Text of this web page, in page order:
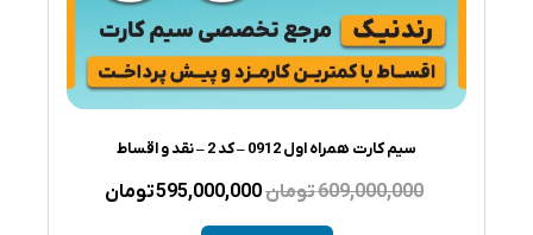
سیم کارت همراه اول 0912 – کد 2 – نقد و اقساط
609,000,000تومانقیمت
اصلی
595,000,000تومان